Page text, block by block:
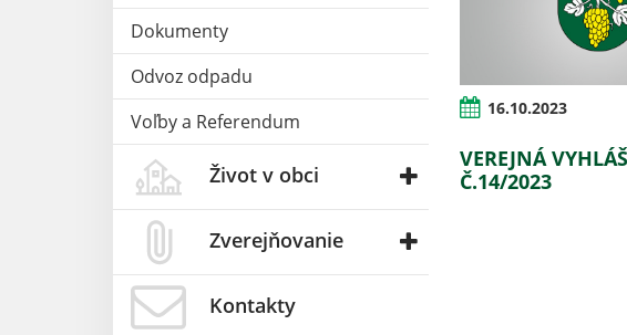
Dokumenty
Odvoz odpadu
Voľby a Referendum
Život v obci
Zverejňovanie
Kontakty
16.10.2023
VEREJNÁ
Č.14/2023